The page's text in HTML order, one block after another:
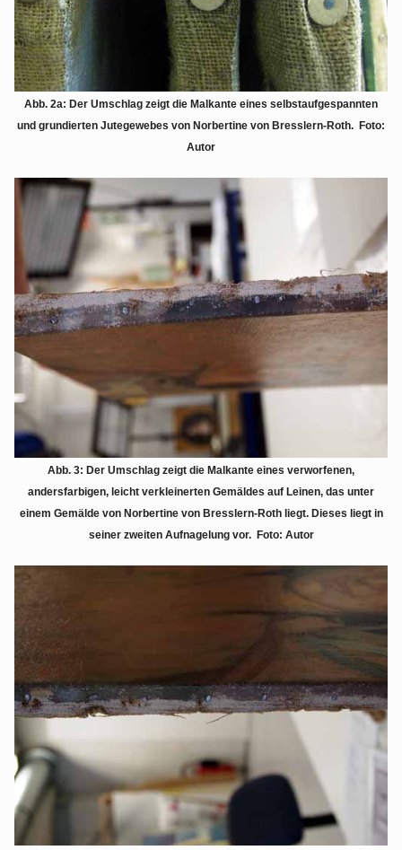
Abb. 2a: Der Umschlag zeigt die Malkante eines selbstaufgespannten
und grundierten Jutegewebes von Norbertine von Bresslern-Roth. Foto:
Autor
Abb. 3: Der Umschlag zeigt die Malkante eines verworfenen,
andersfarbigen, leicht verkleinerten Gemäldes auf Leinen, das unter
einem Gemälde von Norbertine von Bresslern-Roth liegt. Dieses liegt in
seiner zweiten Aufnagelung vor. Foto: Autor